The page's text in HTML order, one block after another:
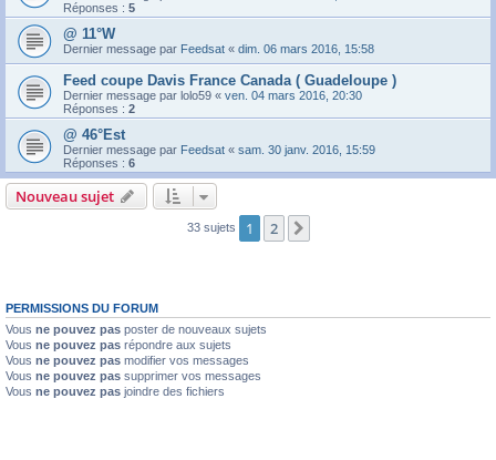
Réponses : 5
@ 11°W
Dernier message par Feedsat « dim. 06 mars 2016, 15:58
Feed coupe Davis France Canada ( Guadeloupe )
Dernier message par lolo59 « ven. 04 mars 2016, 20:30
Réponses : 2
@ 46°Est
Dernier message par Feedsat « sam. 30 janv. 2016, 15:59
Réponses : 6
Nouveau sujet
33 sujets 1 2
PERMISSIONS DU FORUM
Vous ne pouvez pas poster de nouveaux sujets
Vous ne pouvez pas répondre aux sujets
Vous ne pouvez pas modifier vos messages
Vous ne pouvez pas supprimer vos messages
Vous ne pouvez pas joindre des fichiers